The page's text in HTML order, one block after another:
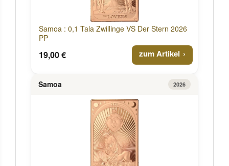
Samoa : 0,1 Tala Zwillinge VS Der Stern 2026
PP
19,00 € zum Artikel
Samoa 2026